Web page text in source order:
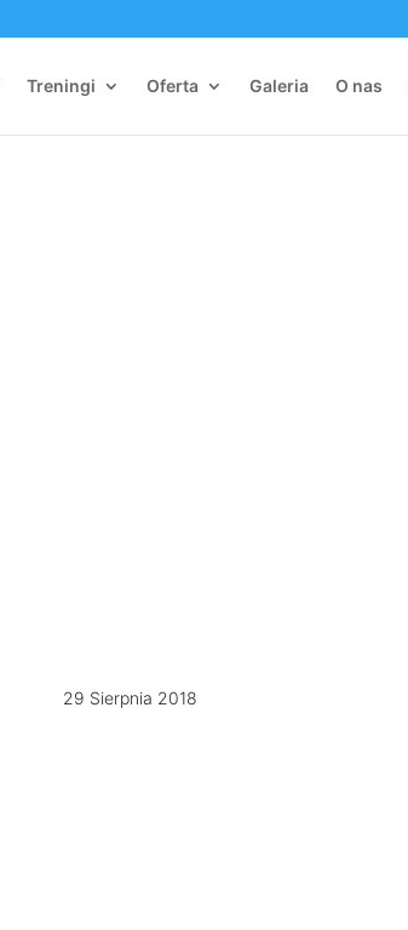
Treningi Oferta Galeria O nas
29 Sierpnia 2018